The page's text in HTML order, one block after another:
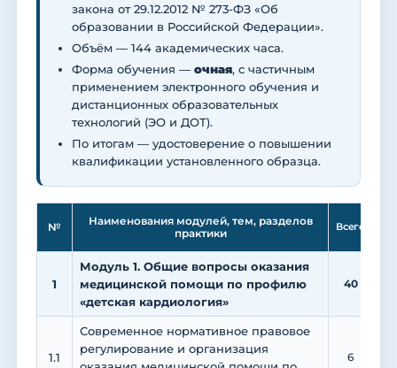
закона от 29.12.2012 № 273-ФЗ «Об
образовании в Российской Федерации».
Объём — 144 академических часа.
Форма обучения — очная, с частичным
применением электронного обучения и
дистанционных образовательных
технологий (ЭО и ДОТ).
По итогам — удостоверение о повышении
квалификации установленного образца.
№
Наименования модулей, тем, разделов
практики
Всего
1
Модуль 1. Общие вопросы оказания
медицинской помощи по профилю
«детская кардиология»
40
1.1
Современное нормативное правовое
регулирование и организация
6